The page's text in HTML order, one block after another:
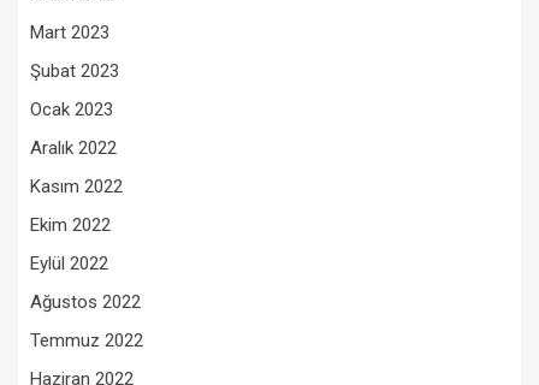
Mart 2023
Şubat 2023
Ocak 2023
Aralık 2022
Kasım 2022
Ekim 2022
Eylül 2022
Ağustos 2022
Temmuz 2022
Haziran 2022